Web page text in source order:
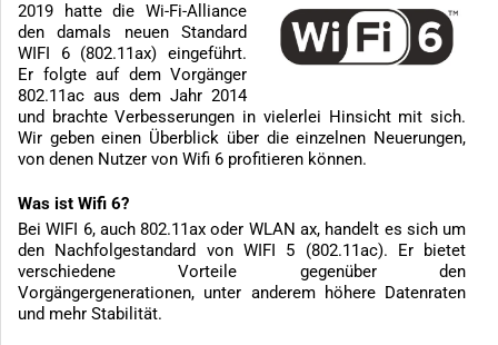
2019 hatte die Wi-Fi-Alliance
den damals neuen Standard
WIFI 6 (802.11ax) eingeführt.
Er folgte auf dem Vorgänger
802.11ac aus dem Jahr 2014
und brachte Verbesserungen in vielerlei Hinsicht mit sich.
Wir geben einen Überblick über die einzelnen Neuerungen,
von denen Nutzer von Wifi 6 profitieren können.
Was ist Wifi 6?
Bei WIFI 6, auch 802.11ax oder WLAN ax, handelt es sich um
den Nachfolgestandard von WIFI 5 (802.11ac). Er bietet
verschiedene Vorteile gegenüber den
Vorgängergenerationen, unter anderem höhere Datenraten
und mehr Stabilität.